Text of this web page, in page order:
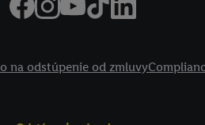
na odstúpenie od zmluvy